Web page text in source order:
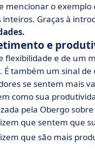
mencionar o
Graças à
e
e de um
também um sinal de
se sentem mais
como sua
pela Obergo
que sentem que
que são mais